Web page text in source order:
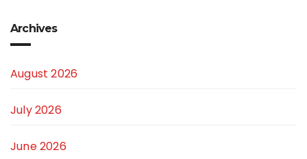
Archives
August 2026
July 2026
June 2026